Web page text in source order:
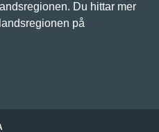
Du hittar mer
på